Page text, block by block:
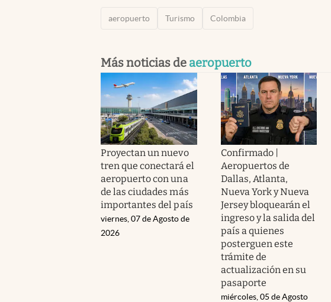
aeropuerto Turismo Colombia
Más noticias de aeropuerto
Proyectan un nuevo
tren que conectará el
aeropuerto con una
de las ciudades más
importantes del país
viernes, 07 de Agosto de
2026
Confirmado |
Aeropuertos de
Dallas, Atlanta,
Nueva York y Nueva
Jersey bloquearán el
ingreso y la salida del
país a quienes
posterguen este
trámite de
actualización en su
pasaporte
miércoles, 05 de Agosto